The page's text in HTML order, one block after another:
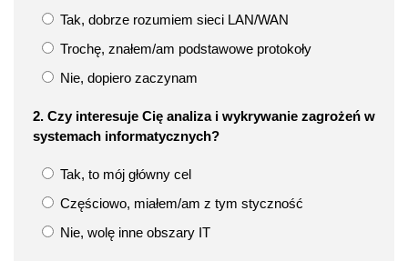
Tak, dobrze rozumiem sieci LAN/WAN
Trochę, znałem/am podstawowe protokoły
Nie, dopiero zaczynam
2. Czy interesuje Cię analiza i wykrywanie zagrożeń w
systemach informatycznych?
Tak, to mój główny cel
Częściowo, miałem/am z tym styczność
Nie, wolę inne obszary IT